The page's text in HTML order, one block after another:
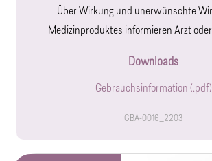
Über Wirkung und unerwünschte
Medizinproduktes informieren Arzt
Downloads
Gebrauchsinformation (.pdf)
GBA-0016_2203